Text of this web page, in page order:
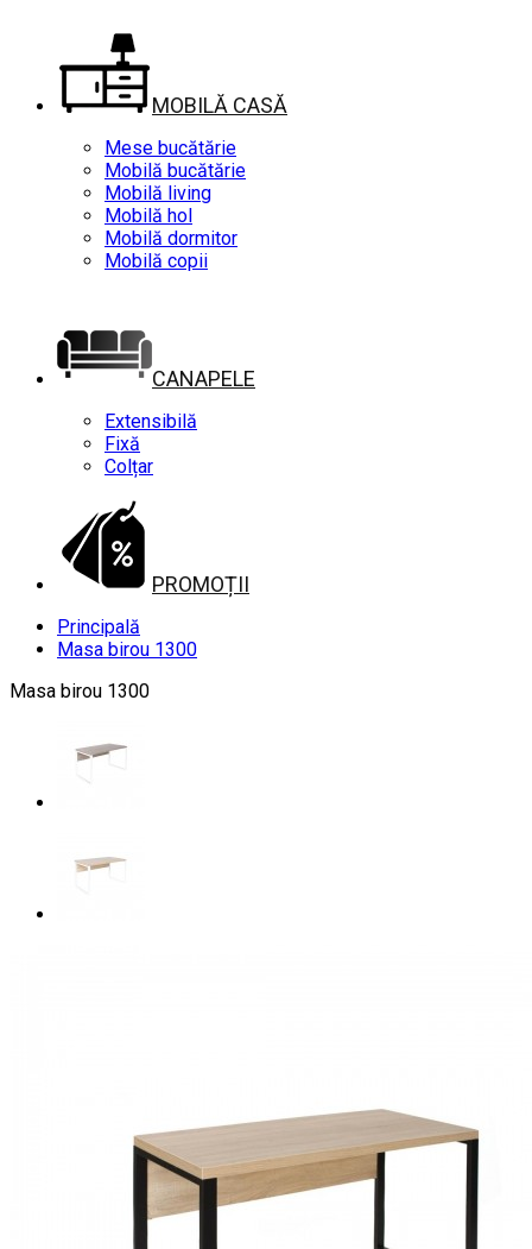
MOBILĂ CASĂ
Mese bucătărie
Mobilă bucătărie
Mobilă living
Mobilă hol
Mobilă dormitor
Mobilă copii
CANAPELE
Extensibilă
Fixă
Colțar
PROMOȚII
Principală
Masa birou 1300
Masa birou 1300